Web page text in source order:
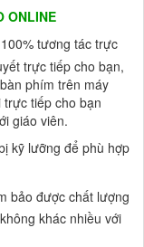
ONLINE
tương tác trực
trực tiếp cho bạn,
phím trên máy
tiếp cho bạn
giáo viên.
kỹ lưỡng để phù hợp
bảo được chất lượng
khác nhiều với